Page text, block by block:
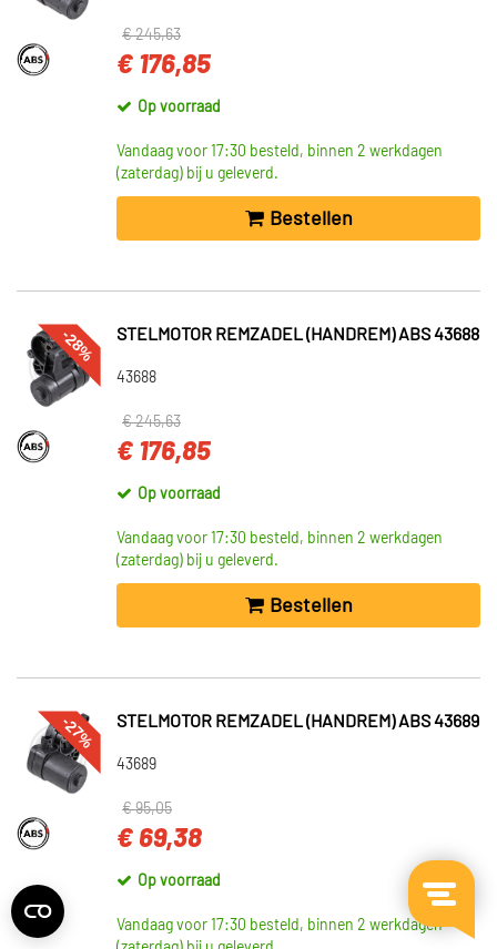
€ 245,63
€ 176,85
Op voorraad
Vandaag voor 17:30 besteld, binnen 2 werkdagen
(zaterdag) bij u geleverd.
Bestellen
-28% STELMOTOR REMZADEL (HANDREM) ABS 43688
43688
€ 245,63
€ 176,85
Op voorraad
Vandaag voor 17:30 besteld, binnen 2 werkdagen
(zaterdag) bij u geleverd.
Bestellen
-27% STELMOTOR REMZADEL (HANDREM) ABS 43689
43689
€ 95,05
€ 69,38
Op voorraad
Vandaag voor 17:30 besteld, binnen 2 werkdagen